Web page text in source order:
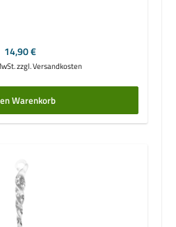
Regulärer Preis:
14,90 €
zzgl. Versandkosten
Warenkorb